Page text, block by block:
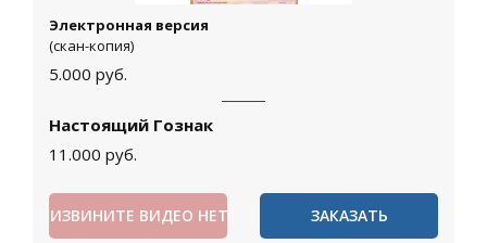
Электронная версия
(скан-копия)
5.000 руб.
Настоящий Гознак
11.000 руб.
ИЗВИНИТЕ ВИДЕО НЕТ ЗАКАЗАТЬ